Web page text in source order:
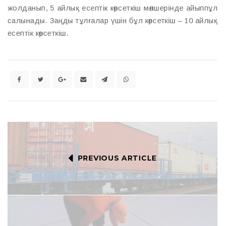
жолданып, 5 айлық есептік көрсеткіш мөлшерінде айыппұл
салынады. Заңды тұлғалар үшін бұл көрсеткіш – 10 айлық
есептік көрсеткіш.
PREVIOUS ARTICLE